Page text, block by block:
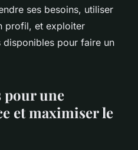
ses besoins, utiliser
profil, et exploiter
disponibles pour faire un
pour une
et maximiser le